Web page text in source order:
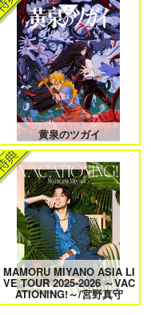
最狂ヤンキーが僕だけに夢中な
件！？
25時、赤坂で 6
せんせいの金曜日
甘くて熱くて息もできない 4
黄泉のツガイ
MAMORU MIYANO ASIA LI
VE TOUR 2025-2026 ～VAC
ATIONING!～/宮野真守